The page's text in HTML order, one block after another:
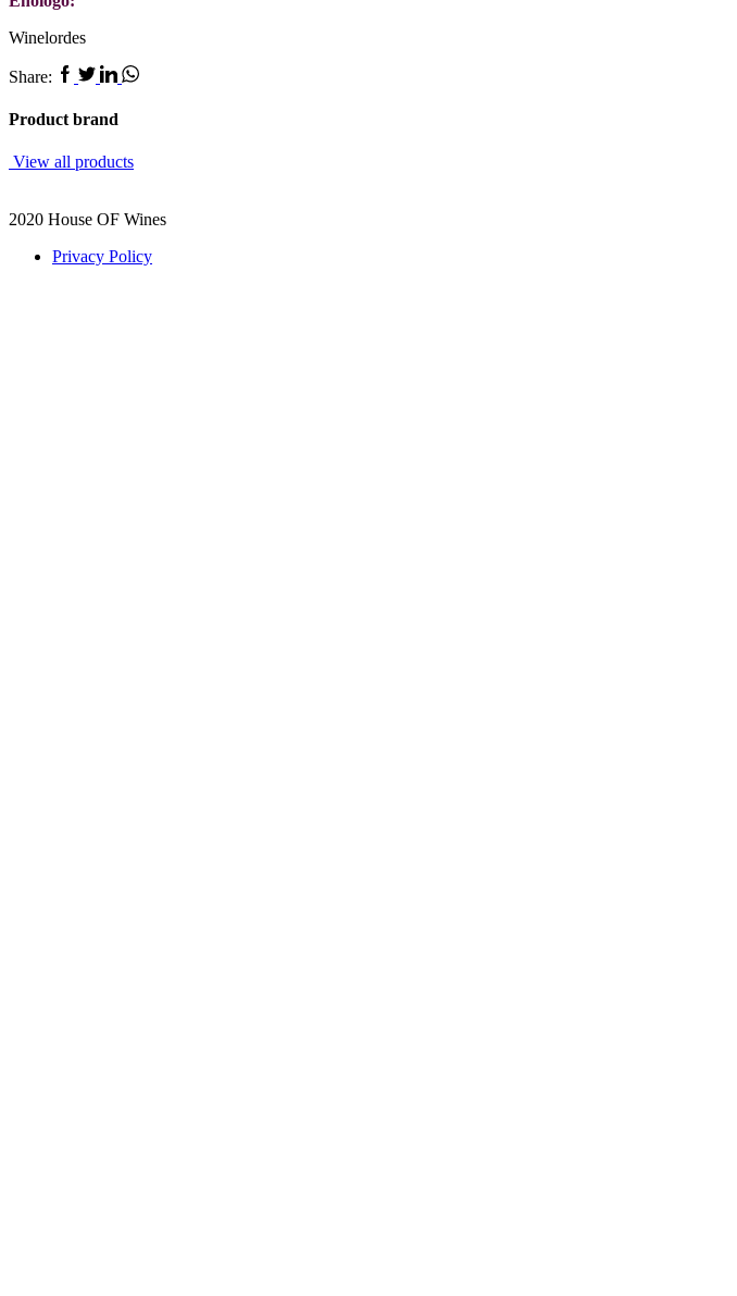
Winelordes
Share: Facebook
TwitterLinkedin
Whatsapp
Product brand
View all products
2020 House OF Wines
Privacy Policy